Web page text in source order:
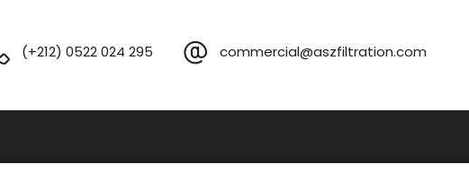
(+212) 0522 024 295 commercial@aszfiltration.com